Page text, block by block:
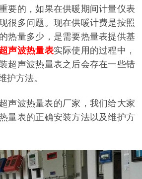
要的，如果在供暖期间计量仪表
很多问题。现在供暖计费是按照
热量多少，是需要热量表提供基
声波热量表实际使用的过程中，
超声波热量表之后会存在一些错
护方法。
声波热量表的厂家，我们给大家
量表的正确安装方法以及维护方